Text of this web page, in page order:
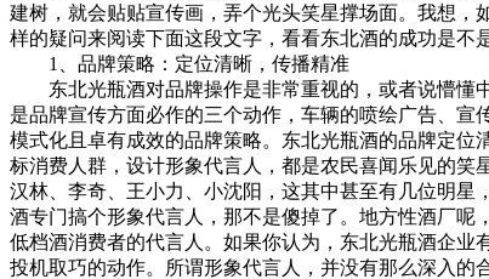
建树，就会贴贴宣传画，弄个光头笑星撑场面。我想
样的疑问来阅读下面这段文字，看看东北酒的成功是不
1、品牌策略：定位清晰，传播精准
东北光瓶酒对品牌操作是非常重视的，或者说懵懂中
是品牌宣传方面必作的三个动作，车辆的喷绘广告、
模式化且卓有成效的品牌策略。东北光瓶酒的品牌定位
标消费人群，设计形象代言人，都是农民喜闻乐见的
汉林、李奇、王小力、小沈阳，这其中甚至有几位明
酒专门搞个形象代言人，那不是傻掉了。地方性酒厂
低档酒消费者的代言人。如果你认为，东北光瓶酒企
投机取巧的动作。所谓形象代言人，并没有那么深入